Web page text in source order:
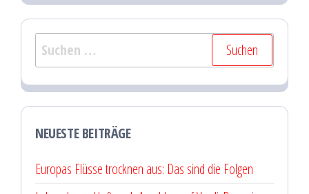
Suchen
nach:
NEUESTE BEITRÄGE
Europas Flüsse trocknen aus: Das sind die Folgen